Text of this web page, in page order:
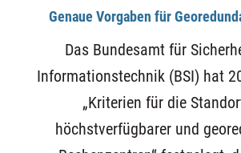
Genaue Vorgaben für
Das Bundesamt für
Informationstechnik (BSI) hat
„Kriterien für die
höchstverfügbarer und